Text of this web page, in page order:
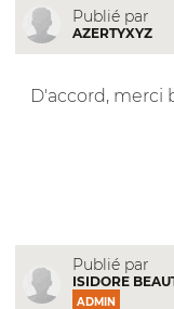
Publié par
AZERTYXYZ
D'accord, merci
Publié par
ISIDORE
ADMIN